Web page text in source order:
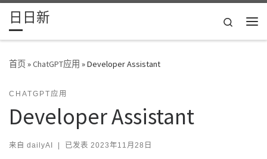
Skip to content
日日新
Search
首页»ChatGPT应用 »Developer Assistant
CHATGPT应用
Developer Assistant
来自 dailyAI | 已发表 2023年11月28日